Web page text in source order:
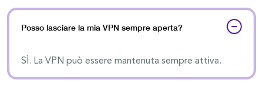
Posso lasciare la mia VPN sempre aperta?
SÌ. La VPN può essere mantenuta sempre attiva.